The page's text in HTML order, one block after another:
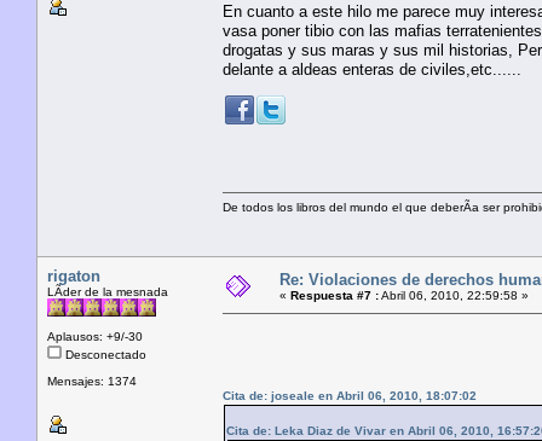
En cuanto a este hilo me parece muy
vasa poner tibio con las mafias
drogatas y sus maras y sus mil historias,
delante a aldeas enteras de civiles,etc......
De todos los libros del mundo el que deberÃ­a ser
rigaton
LÃ­der de la mesnada
Aplausos: +9/-30
Desconectado
Mensajes: 1374
Re: Violaciones de derechos
« Respuesta #7 :Abril 06, 2010, 22:59:58 »
Cita de: joseale en Abril 06, 2010, 18:07:02
Cita de: Leka Diaz de Vivar en Abril 06, 2010,